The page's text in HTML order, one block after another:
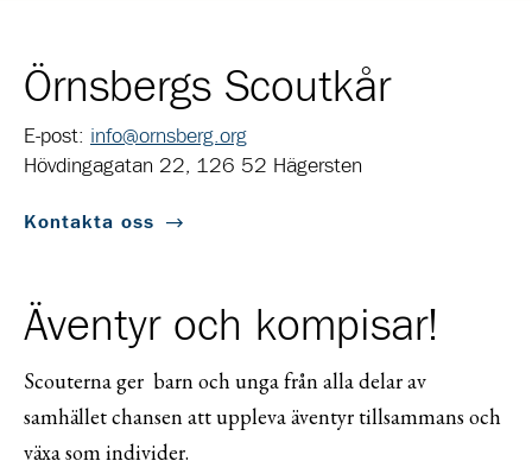
Örnsbergs Scoutkår
E-post: info@ornsberg.org
Hövdingagatan 22, 126 52 Hägersten
Kontakta oss
Äventyr och kompisar!
Scouterna ger barn och unga från alla delar av
samhället chansen att uppleva äventyr tillsammans och
växa som individer.